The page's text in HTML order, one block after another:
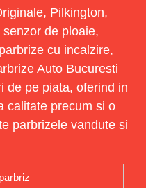
Pilkington,
de ploaie,
cu incalzire,
Auto Bucuresti
de pe piata, oferind in
calitate precum si o
parbrizele vandute si